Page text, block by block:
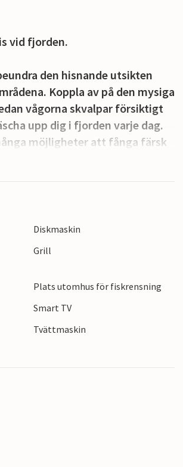
vid fjorden.
den hisnande utsikten
Koppla av på den mysiga
vågorna skvalpar försiktigt
upp dig i fjorden varje dag.
möjligheter att fånga färsk
bergslandskapet eller hyra en
på dig. Åk linbana, upplev
Besök den imponerande
Buerbreen-glaciären.
oförglömliga upplevelser för
Diskmaskin
Grill
Plats utomhus för fiskrensning
Smart TV
Tvättmaskin